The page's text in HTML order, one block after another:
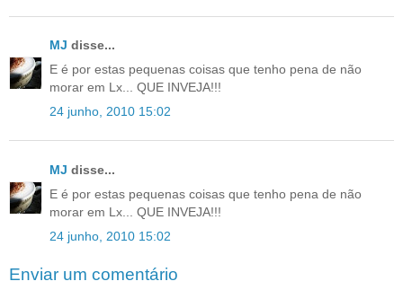
MJ disse...
E é por estas pequenas coisas que tenho pena de não
morar em Lx... QUE INVEJA!!!
24 junho, 2010 15:02
MJ disse...
E é por estas pequenas coisas que tenho pena de não
morar em Lx... QUE INVEJA!!!
24 junho, 2010 15:02
Enviar um comentário